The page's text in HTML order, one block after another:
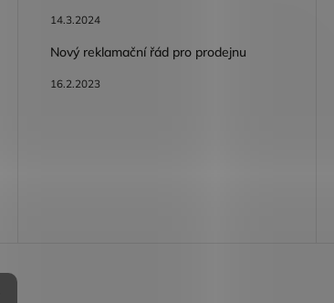
14.3.2024
Nový reklamační řád pro prodejnu
16.2.2023